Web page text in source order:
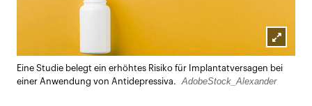
Lightbox
öffnen
Eine Studie belegt ein erhöhtes Risiko für Implantatversagen bei
einer Anwendung von Antidepressiva.
AdobeStock_Alexander